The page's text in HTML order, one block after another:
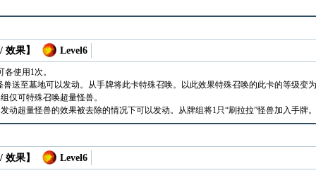
效果】 Level6
使用1次。
送至墓地可以发动。从手牌将此卡特殊召唤。以此效果特殊召唤的此卡的等级变
仅可特殊召唤超量怪兽。
动超量怪兽的效果被去除的情况下可以发动。从牌组将1只“刷拉拉”怪兽加入手牌。
效果】 Level6